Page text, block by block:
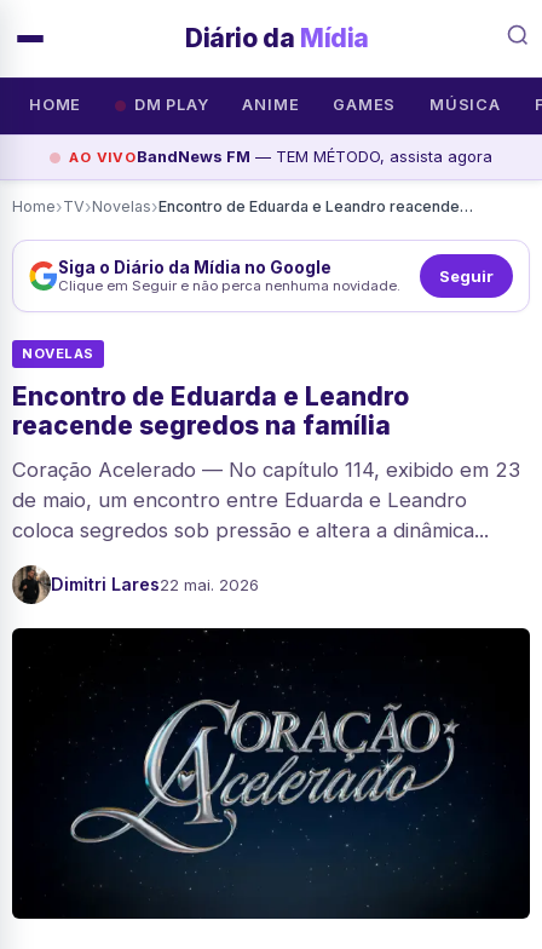
Diário da Mídia
HOME DM PLAY ANIME GAMES MÚSICA
AO VIVOBandNews FM — TEM MÉTODO, assista agora
Home›TV›Novelas› Encontro de Eduarda e Leandro reacende segredos na família
Siga o Diário da Mídia no Google
Clique em Seguir e não perca nenhuma novidade. Seguir
NOVELAS
Encontro de Eduarda e Leandro
reacende segredos na família
Coração Acelerado — No capítulo 114, exibido em 23
de maio, um encontro entre Eduarda e Leandro
coloca segredos sob pressão e altera a dinâmica...
Dimitri Lares22 mai. 2026